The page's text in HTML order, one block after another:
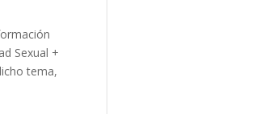
Sexual +
tema,